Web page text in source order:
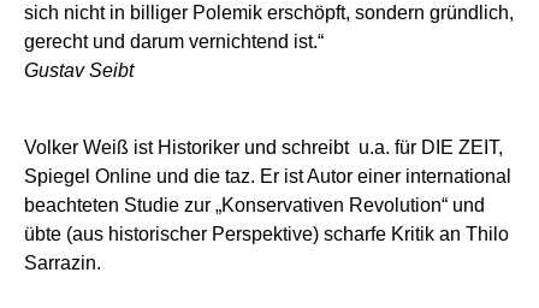
sich nicht in billiger Polemik erschöpft, sondern gründlich,
gerecht und darum vernichtend ist.“
Gustav Seibt
Volker Weiß ist Historiker und schreibt u.a. für DIE ZEIT,
Spiegel Online und die taz. Er ist Autor einer international
beachteten Studie zur „Konservativen Revolution“ und
übte (aus historischer Perspektive) scharfe Kritik an Thilo
Sarrazin.